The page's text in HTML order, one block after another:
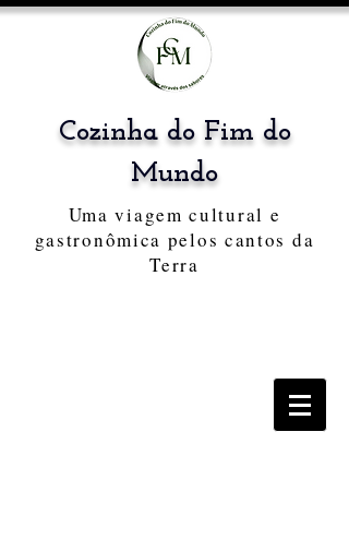
Cozinha do Fim do
Mundo
Uma viagem cultural e
gastronômica pelos cantos da
Terra